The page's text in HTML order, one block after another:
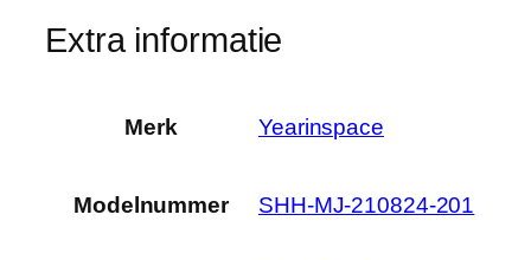
H
Extra informatie
Merk ‎Yearinspace
Modelnummer ‎SHH-MJ-210824-201